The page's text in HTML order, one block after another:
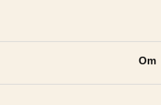
Om
Crothers, Barry Nelson,